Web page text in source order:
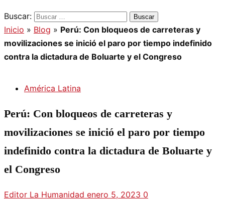
Buscar:
Inicio » Blog » Perú: Con bloqueos de carreteras y
movilizaciones se inició el paro por tiempo indefinido
contra la dictadura de Boluarte y el Congreso
América Latina
Perú: Con bloqueos de carreteras y
movilizaciones se inició el paro por tiempo
indefinido contra la dictadura de Boluarte y
el Congreso
Editor La Humanidad enero 5, 2023 0